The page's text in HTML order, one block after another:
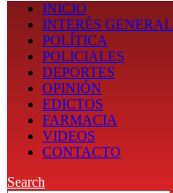
INICIO
INTERÉS GENERAL
POLÍTICA
POLICIALES
DEPORTES
OPINIÓN
EDICTOS
FARMACIA
VIDEOS
CONTACTO
Search